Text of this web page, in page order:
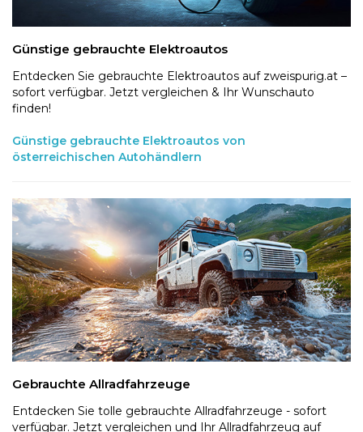
Günstige gebrauchte Elektroautos
Entdecken Sie gebrauchte Elektroautos auf zweispurig.at –
sofort verfügbar. Jetzt vergleichen & Ihr Wunschauto
finden!
Günstige gebrauchte Elektroautos von
österreichischen Autohändlern
Gebrauchte Allradfahrzeuge
Entdecken Sie tolle gebrauchte Allradfahrzeuge - sofort
verfügbar. Jetzt vergleichen und Ihr Allradfahrzeug auf